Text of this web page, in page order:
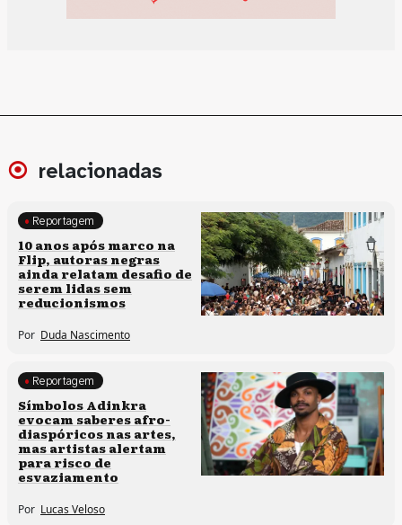
relacionadas
Processos artísticos
Reportagem
10 anos após marco na
Flip, autoras negras
ainda relatam desafio de
serem lidas sem
reducionismos
Por Duda Nascimento
Processos artísticos
Reportagem
Símbolos Adinkra
evocam saberes afro-
diaspóricos nas artes,
mas artistas alertam
para risco de
esvaziamento
Por Lucas Veloso